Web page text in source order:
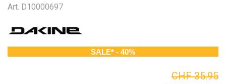
Art. D10000697
SALE* - 40%
CHF 35.95